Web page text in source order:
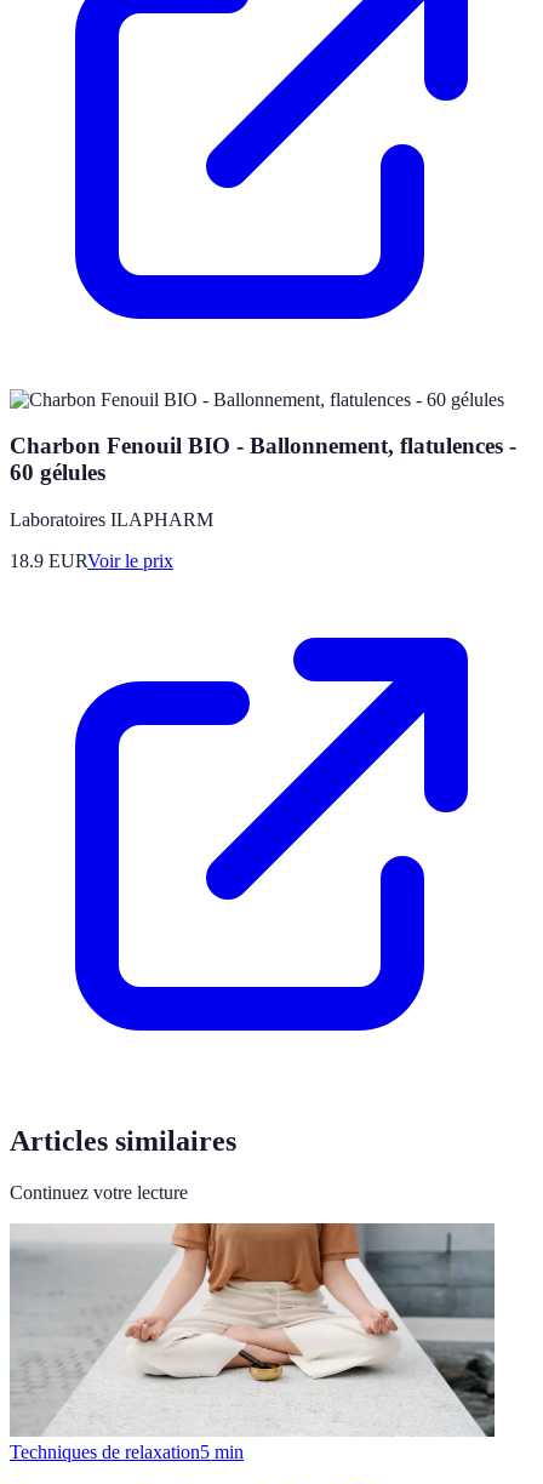
Charbon Fenouil BIO - Ballonnement, flatulences -
60 gélules
Laboratoires ILAPHARM
18.9 EURVoir le prix
Articles similaires
Continuez votre lecture
Techniques de relaxation5 min